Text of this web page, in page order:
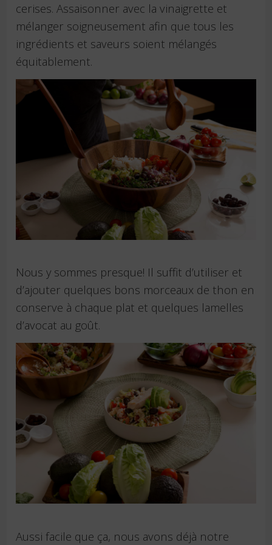
cerises. Assaisonner avec la vinaigrette et
mélanger soigneusement afin que tous les
ingrédients et saveurs soient mélangés
équitablement.
Nous y sommes presque! Il suffit d’utiliser et
d’ajouter quelques bons morceaux de thon en
conserve à chaque plat et quelques lamelles
d’avocat au goût.
Aussi facile que ça, nous avons déjà notre